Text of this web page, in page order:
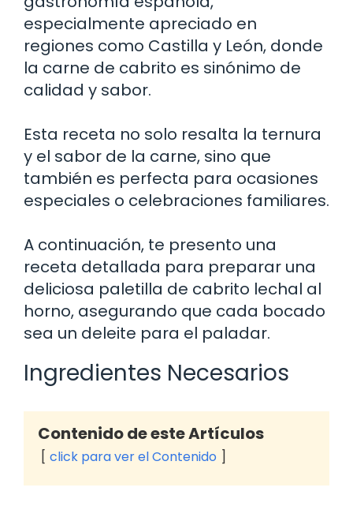
especialmente apreciado en
regiones como Castilla y León, donde
la carne de cabrito es sinónimo de
calidad y sabor.
Esta receta no solo resalta la ternura
y el sabor de la carne, sino que
también es perfecta para ocasiones
especiales o celebraciones familiares.
A continuación, te presento una
receta detallada para preparar una
deliciosa paletilla de cabrito lechal al
horno, asegurando que cada bocado
sea un deleite para el paladar.
Ingredientes Necesarios
Contenido de este Artículos
click para ver el Contenido